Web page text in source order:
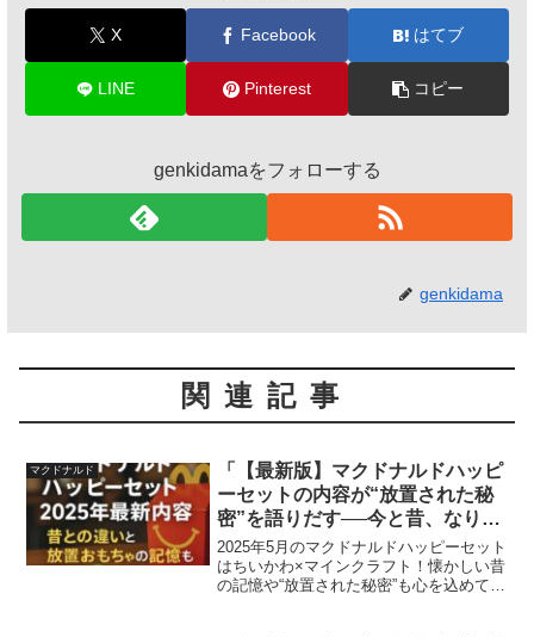
X Facebook はてブ
LINE Pinterest コピー
genkidamaをフォローする
genkidama
関連記事
マクドナルド
「【最新版】マクドナルドハッピ
ーセットの内容が“放置された秘
密”を語りだす──今と昔、なりき
りグッズ、飲み物、シークレット
まで徹底紹介
2025年5月のマクドナルドハッピーセット
はちいかわ×マインクラフト！懐かしい昔
の記憶や“放置された秘密”も心を込めて解